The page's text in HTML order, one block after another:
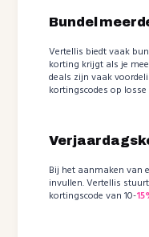
Bundel
Vertellis biedt vaak
korting krijgt als je
deals zijn vaak
kortingscodes op
Bij het aanmaken van
invullen. Vertellis
kortingscode van 10-